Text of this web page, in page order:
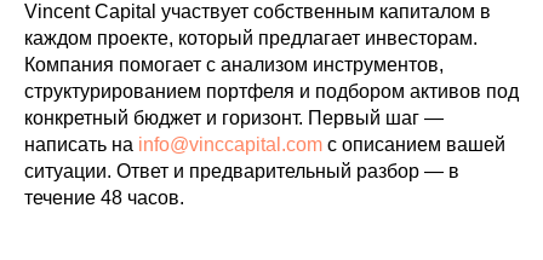
Vincent Capital участвует собственным капиталом в
каждом проекте, который предлагает инвесторам.
Компания помогает с анализом инструментов,
структурированием портфеля и подбором активов под
конкретный бюджет и горизонт. Первый шаг —
написать на info@vinccapital.com с описанием вашей
ситуации. Ответ и предварительный разбор — в
течение 48 часов.